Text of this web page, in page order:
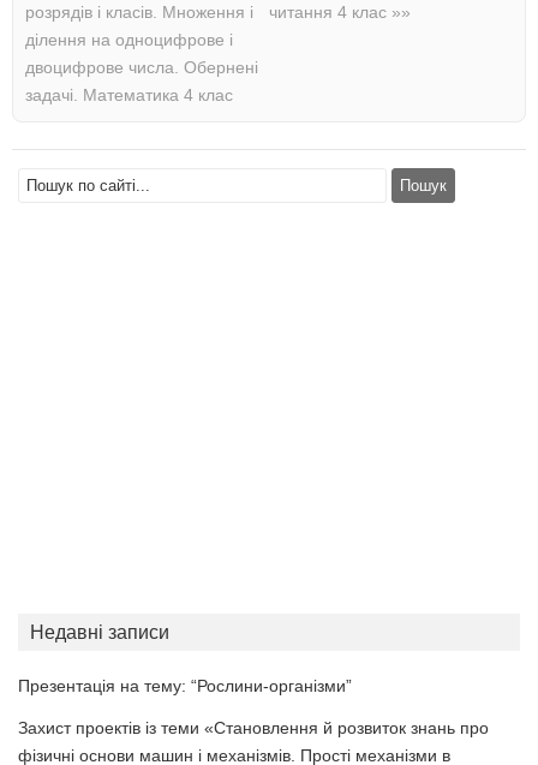
розрядів і класів. Множення і
ділення на одноцифрове і
двоцифрове числа. Обернені
задачі. Математика 4 клас
читання 4 клас »»
Недавні записи
Презентація на тему: “Рослини-організми”
Захист проектів із теми «Становлення й розвиток знань про
фізичні основи машин і механізмів. Прості механізми в